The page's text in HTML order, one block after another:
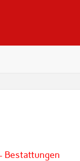
Bestattungen